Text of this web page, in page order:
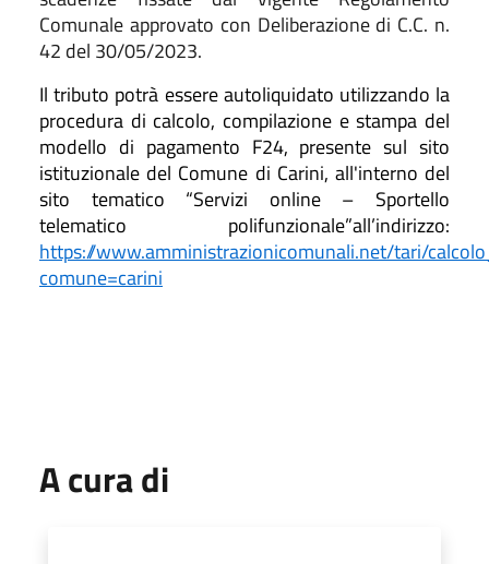
Comunale approvato con Deliberazione di C.C. n.
42 del 30/05/2023.
Il tributo potrà essere autoliquidato utilizzando la
procedura di calcolo, compilazione e stampa del
modello di pagamento F24, presente sul sito
istituzionale del Comune di Carini, all'interno del
sito tematico “Servizi online – Sportello
telematico polifunzionale”all’indirizzo:
https://www.amministrazionicomunali.net/tari/
comune=carini
A cura di